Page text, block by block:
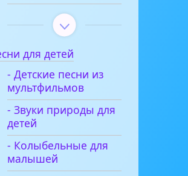
для детей
- Детские песни из
мультфильмов
- Звуки природы для
детей
- Колыбельные для
малышей